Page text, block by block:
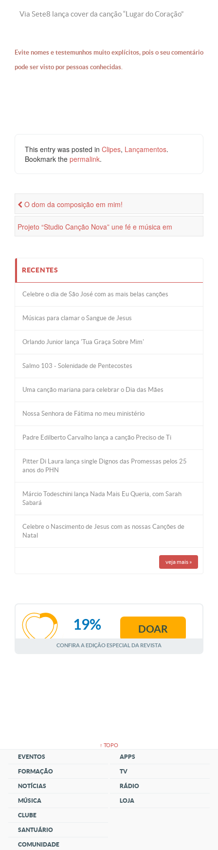
Via Sete8 lança cover da canção “Lugar do Coração”
Evite nomes e testemunhos muito explícitos, pois o seu comentário
pode ser visto por pessoas conhecidas.
This entry was posted in Clipes, Lançamentos.
Bookmark the permalink.
O dom da composição em mim!
Projeto “Studio Canção Nova” une fé e música em
RECENTES
Celebre o dia de São José com as mais belas canções
Músicas para clamar o Sangue de Jesus
Orlando Junior lança 'Tua Graça Sobre Mim'
Salmo 103 - Solenidade de Pentecostes
Uma canção mariana para celebrar o Dia das Mães
Nossa Senhora de Fátima no meu ministério
Padre Edilberto Carvalho lança a canção Preciso de Ti
Pitter Di Laura lança single Dignos das Promessas pelos 25
anos do PHN
Márcio Todeschini lança Nada Mais Eu Queria, com Sarah
Sabará
Celebre o Nascimento de Jesus com as nossas Canções de
Natal
veja mais »
AGOSTO
19% DOAR
CONFIRA A EDIÇÃO ESPECIAL DA REVISTA
↑ TOPO
EVENTOS
FORMAÇÃO
NOTÍCIAS
MÚSICA
CLUBE
SANTUÁRIO
COMUNIDADE
APPS
TV
RÁDIO
LOJA